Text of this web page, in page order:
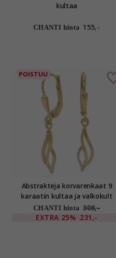
kultaa
CHANTI hinta 155,-
POISTUU
Abstrakteja korvarenkaat 9
karaatin kultaa ja valkokult
kanssa
CHANTI hinta 308,-
EXTRA 25% 231,-